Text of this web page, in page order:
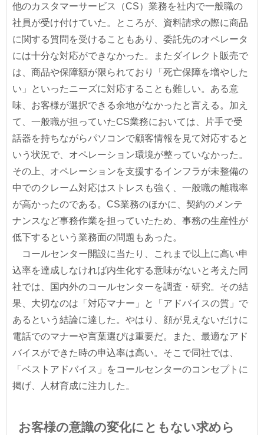
他のカスタマーサービス（CS）業務を社内で一般職の
社員が受け付けていた。ところが、資料請求の際に商品
に関する質問を受けることもあり、委託先のオペレータ
には十分な対応ができなかった。またダイレクト販売で
は、商品や保障額が限られており「死亡保障を増やした
い」といったニーズに対応することも難しい。ある意
味、お客様が選択できる余地がなかったと言える。加え
て、一般職が担っていたCS業務においては、片手で受
話器を持ちながらパソコンで顧客情報を見て対応すると
いう状況で、オペレーション環境が整っていなかった。
その上、オペレーションを支援するインフラが未整備の
中でのクレーム対応はストレスも強く、一般職の離職率
が高かったのである。CS業務のほかに、契約のメンテ
ナンスなど事務作業を担っていたため、事務の生産性が
低下するという業務面の問題もあった。
コールセンター開設に当たり、これまで以上に高い申
込率を達成しなければ内生化する意味がないと考えた同
社では、国内外のコールセンターを調査・研究。その結
果、大切なのは「対応マナー」と「アドバイスの質」で
あるという結論に達した。やはり、顔が見えないだけに
電話でのマナーや言葉選びは重要だ。また、最適なアド
バイスができた時の申込率は高い。そこで同社では、
「ベストアドバイス」をコールセンターのコンセプトに
掲げ、人材育成に注力した。
お客様の意識の変化にともない求めら